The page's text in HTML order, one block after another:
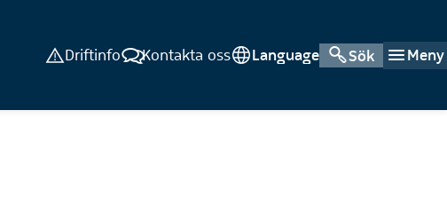
Sök Meny
Driftinfo Kontakta oss Language